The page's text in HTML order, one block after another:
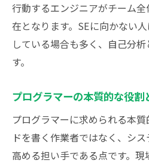
行動するエンジニアがチーム
在となります。SEに向かない
している場合も多く、自己分
す。
プログラマーの本質的な役割
プログラマーに求められる本
ドを書く作業者ではなく、シ
高める担い手である点です。